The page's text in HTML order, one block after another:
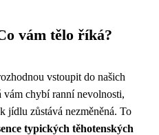
vám tělo říká?
vstoupit do našich
vám chybí ranní nevolnosti,
jídlu zůstává nezměněná. To
typických těhotenských